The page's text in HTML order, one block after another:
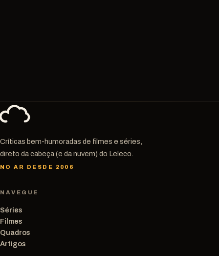
Críticas bem-humoradas de filmes e séries,
direto da cabeça (e da nuvem) do Leleco.
NO AR DESDE 2006
NAVEGUE
Séries
Filmes
Quadros
Artigos